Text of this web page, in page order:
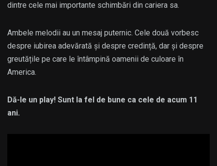
dintre cele mai importante schimbări din cariera sa.
Ambele melodii au un mesaj puternic. Cele două vorbesc
despre iubirea adevărată și despre credință, dar și despre
greutățile pe care le întâmpină oamenii de culoare în
America.
Dă-le un play! Sunt la fel de bune ca cele de acum 11
ani.